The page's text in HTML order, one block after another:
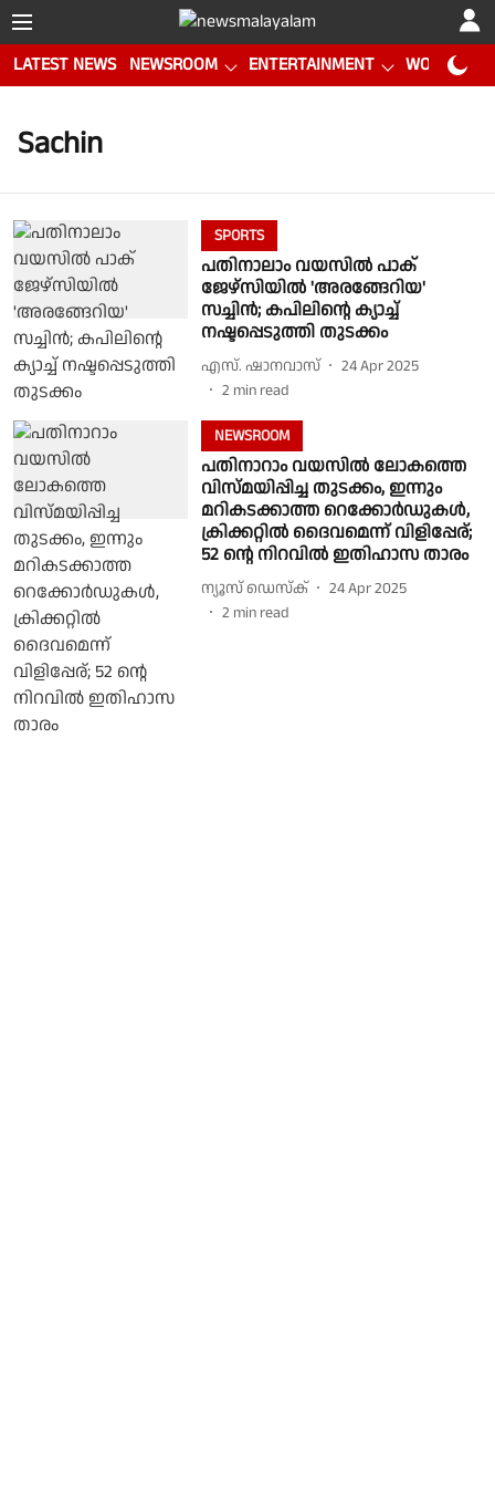
LATEST NEWS NEWSROOM ENTERTAINMENT WORLD CUP
Sachin
SPORTS
പതിനാലാം വയസില്‍ പാക്
ജേഴ്സിയില്‍ 'അരങ്ങേറിയ'
സച്ചിന്‍; കപിലിന്റെ ക്യാച്ച്
നഷ്ടപ്പെടുത്തി തുടക്കം
എസ്. ഷാനവാസ്
24 Apr 2025
2 min read
NEWSROOM
പതിനാറാം വയസിൽ ലോകത്തെ
വിസ്മയിപ്പിച്ച തുടക്കം, ഇന്നും
മറികടക്കാത്ത റെക്കോർഡുകൾ,
ക്രിക്കറ്റിൽ ദൈവമെന്ന് വിളിപ്പേര്;
52 ൻ്റെ നിറവിൽ ഇതിഹാസ താരം
ന്യൂസ് ഡെസ്ക്
24 Apr 2025
2 min read